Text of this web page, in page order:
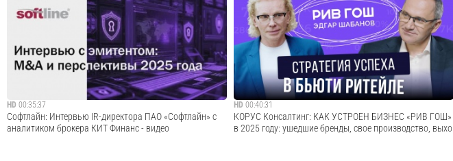
Kazakhstan Petrochemical Industries перевел в цифровой
вид внутренний документооборот на базе решений
Directum. Благодаря этому сократились расходы и
ускорились бизнес-процессы компании. В интервью вы
подробнее узнаете, что поменялось ...
Cмотреть видео
Директор по развитию 3iTech Дмитрий Макаренко
рассказал о том, какие AI-решения компании
представлены на выставке и в его докладе на
крупнейшей конференции для контактных центров
Customer Contacts World Forum 2025.CCWF 2025 в
Москве
Cмотреть видео
HD 00:35:37
Софтлайн: Интервью IR-директора ПАО «Софтлайн» с
аналитиком брокера КИТ Финанс - видео
HD 00:40:31
​КОРУС Консалтинг: КАК УСТРОЕН БИЗНЕС «РИВ ГОШ»
в 2025 году: ушедшие бренды, свое производство, выхо